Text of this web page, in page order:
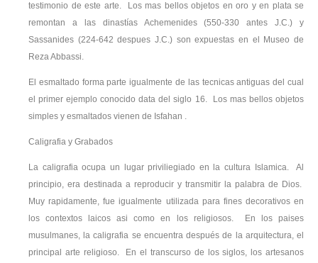
testimonio de este arte. Los mas bellos objetos en oro y en plata se
remontan a las dinastías Achemenides (550-330 antes J.C.) y
Sassanides (224-642 despues J.C.) son expuestas en el Museo de
Reza Abbassi.
El esmaltado forma parte igualmente de las tecnicas antiguas del cual
el primer ejemplo conocido data del siglo 16. Los mas bellos objetos
simples y esmaltados vienen de Isfahan .
Caligrafia y Grabados
La caligrafia ocupa un lugar priviliegiado en la cultura Islamica. Al
principio, era destinada a reproducir y transmitir la palabra de Dios.
Muy rapidamente, fue igualmente utilizada para fines decorativos en
los contextos laicos asi como en los religiosos. En los paises
musulmanes, la caligrafia se encuentra después de la arquitectura, el
principal arte religioso. En el transcurso de los siglos, los artesanos